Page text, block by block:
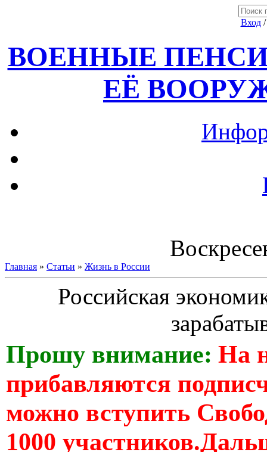
Вход
ВОЕННЫЕ
ЕЁ
Главная » Статьи » Жизнь в России
Российская
Прошу внимание: На
прибавляются
можно вступить
1000